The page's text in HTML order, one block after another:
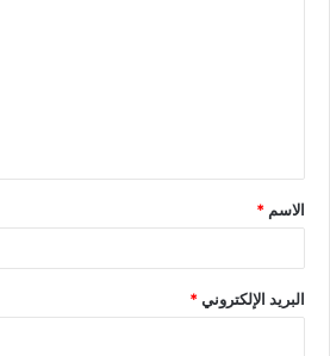
الاسم *
البريد الإلكتروني*